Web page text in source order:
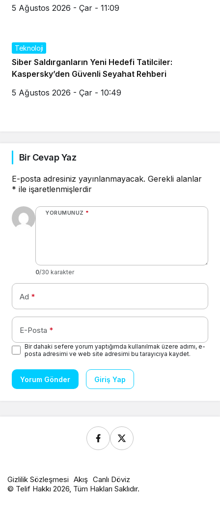
5 Ağustos 2026 - Çar - 11:09
Teknoloji
Siber Saldırganların Yeni Hedefi Tatilciler:
Kaspersky’den Güvenli Seyahat Rehberi
5 Ağustos 2026 - Çar - 10:49
Bir Cevap Yaz
E-posta adresiniz yayınlanmayacak. Gerekli alanlar
* ile işaretlenmişlerdir
YORUMUNUZ *
0/30 karakter
Ad *
E-Posta *
Bir dahaki sefere yorum yaptığımda kullanılmak üzere adımı, e-
posta adresimi ve web site adresimi bu tarayıcıya kaydet.
Yorum Gönder Giriş Yap
Gizlilik Sözleşmesi Akış Canlı Döviz
© Telif Hakkı 2026, Tüm Hakları Saklıdır.